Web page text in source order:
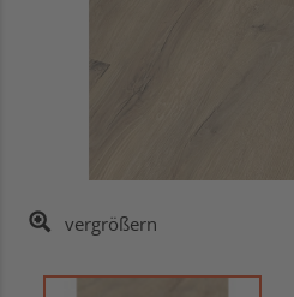
vergrößern